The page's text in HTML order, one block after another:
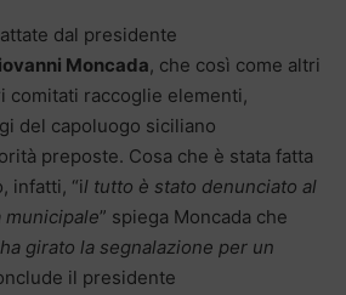
dal presidente
Moncada, che così come altri
comitati raccoglie elementi,
del capoluogo siciliano
preposte. Cosa che è stata fatta
infatti, “il tutto è stato denunciato al
municipale” spiega Moncada che
girato la segnalazione per un
il presidente